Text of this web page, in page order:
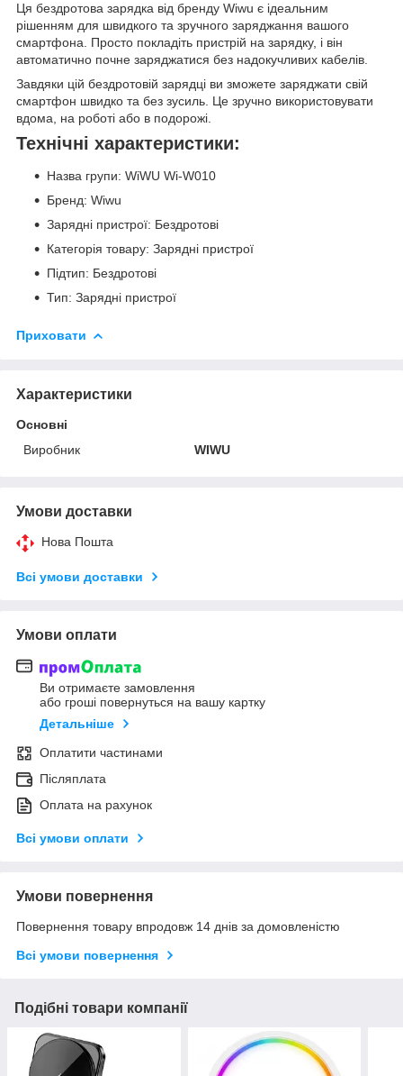
Ця бездротова зарядка від бренду Wiwu є ідеальним
рішенням для швидкого та зручного заряджання вашого
смартфона. Просто покладіть пристрій на зарядку, і він
автоматично почне заряджатися без надокучливих кабелів.
Завдяки цій бездротовій зарядці ви зможете заряджати свій
смартфон швидко та без зусиль. Це зручно використовувати
вдома, на роботі або в подорожі.
Технічні характеристики:
Назва групи: WiWU Wi-W010
Бренд: Wiwu
Зарядні пристрої: Бездротові
Категорія товару: Зарядні пристрої
Підтип: Бездротові
Тип: Зарядні пристрої
Приховати
Характеристики
Основні
Виробник
WIWU
Умови доставки
Нова Пошта
Всі умови доставки
Умови оплати
Ви отримаєте замовлення
або гроші повернуться на вашу картку
Детальніше
Оплатити частинами
Післяплата
Оплата на рахунок
Всі умови оплати
Умови повернення
Повернення товару впродовж 14 днів за домовленістю
Всі умови повернення
Подібні товари компанії